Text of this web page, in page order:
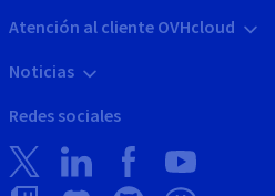
Atención al cliente OVHcloud
Noticias
Redes sociales